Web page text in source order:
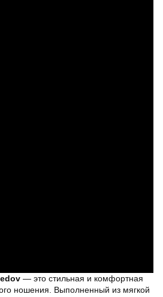
— это стильная и комфортная
ношения. Выполненный из мягкой